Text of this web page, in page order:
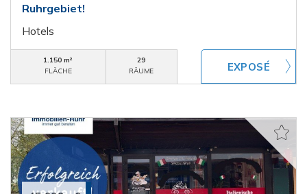
Ruhrgebiet!
Hotels
1.150 m²
FLÄCHE
29
RÄUME